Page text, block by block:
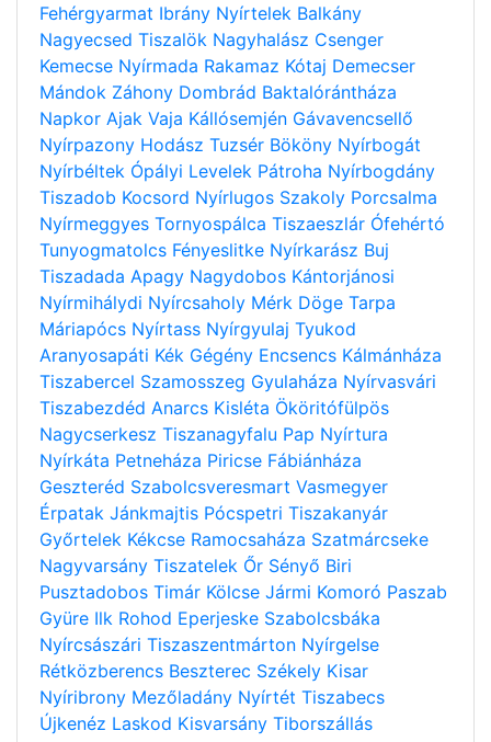
Fehérgyarmat Ibrány Nyírtelek Balkány
Nagyecsed Tiszalök Nagyhalász Csenger
Kemecse Nyírmada Rakamaz Kótaj Demecser
Mándok Záhony Dombrád Baktalórántháza
Napkor Ajak Vaja Kállósemjén Gávavencsellő
Nyírpazony Hodász Tuzsér Bököny Nyírbogát
Nyírbéltek Ópályi Levelek Pátroha Nyírbogdány
Tiszadob Kocsord Nyírlugos Szakoly Porcsalma
Nyírmeggyes Tornyospálca Tiszaeszlár Ófehértó
Tunyogmatolcs Fényeslitke Nyírkarász Buj
Tiszadada Apagy Nagydobos Kántorjánosi
Nyírmihálydi Nyírcsaholy Mérk Döge Tarpa
Máriapócs Nyírtass Nyírgyulaj Tyukod
Aranyosapáti Kék Gégény Encsencs Kálmánháza
Tiszabercel Szamosszeg Gyulaháza Nyírvasvári
Tiszabezdéd Anarcs Kisléta Ököritófülpös
Nagycserkesz Tiszanagyfalu Pap Nyírtura
Nyírkáta Petneháza Piricse Fábiánháza
Geszteréd Szabolcsveresmart Vasmegyer
Érpatak Jánkmajtis Pócspetri Tiszakanyár
Győrtelek Kékcse Ramocsaháza Szatmárcseke
Nagyvarsány Tiszatelek Őr Sényő Biri
Pusztadobos Timár Kölcse Jármi Komoró Paszab
Gyüre Ilk Rohod Eperjeske Szabolcsbáka
Nyírcsászári Tiszaszentmárton Nyírgelse
Rétközberencs Beszterec Székely Kisar
Nyíribrony Mezőladány Nyírtét Tiszabecs
Újkenéz Laskod Kisvarsány Tiborszállás